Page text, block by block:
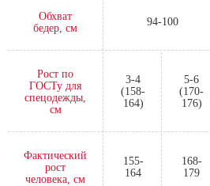
Обхват
бедер, см
94-100
Рост по
ГОСТу для
спецодежды,
см
3-4
(158-
164)
5-6
(170-
176)
Фактический
рост
человека, см
155-
164
168-
179